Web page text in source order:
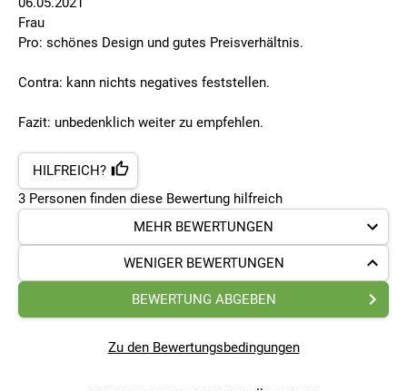
Frau
Pro: schönes Design und gutes Preisverhältnis.
Contra: kann nichts negatives feststellen.
Fazit: unbedenklich weiter zu empfehlen.
HILFREICH?
3 Personen finden diese Bewertung hilfreich
MEHR BEWERTUNGEN
WENIGER BEWERTUNGEN
BEWERTUNG ABGEBEN
Zu den Bewertungsbedingungen